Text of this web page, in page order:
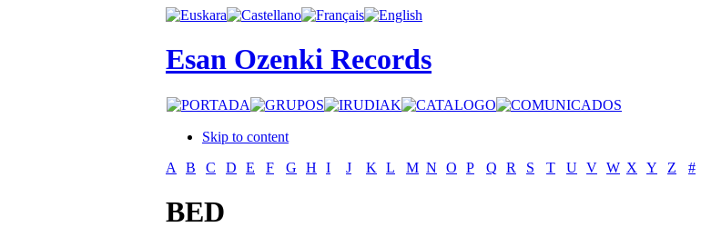
Esan Ozenki Records
Skip to content
A
B C D E F G H I J K L M N O P Q R S T U V W X Y Z #
BED